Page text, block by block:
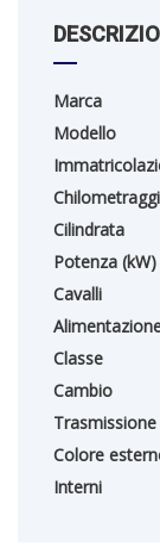
Marca
Modello
Cilindrata
Potenza (kW)
Cavalli
Classe
Cambio
Trasmissione
Colore
Interni